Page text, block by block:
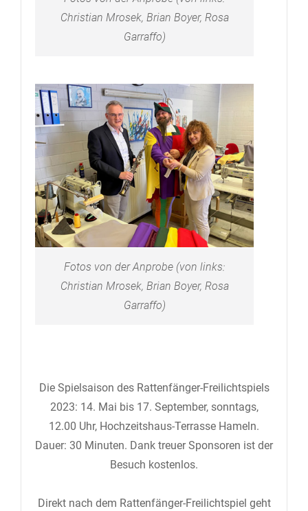
Christian Mrosek, Brian Boyer, Rosa
Garraffo)
Fotos von der Anprobe (von links:
Christian Mrosek, Brian Boyer, Rosa
Garraffo)
Die Spielsaison des Rattenfänger-Freilichtspiels
2023: 14. Mai bis 17. September, sonntags,
12.00 Uhr, Hochzeitshaus-Terrasse Hameln.
Dauer: 30 Minuten. Dank treuer Sponsoren ist der
Besuch kostenlos.
Direkt nach dem Rattenfänger-Freilichtspiel geht